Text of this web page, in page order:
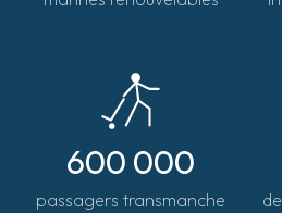
Jérôme Chauvet
Directeur du
+33(0) 6 24 08 86 16
600 000
passagers transmanche